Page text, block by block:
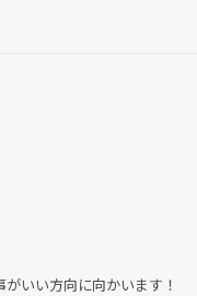
いい方向に向かいます！